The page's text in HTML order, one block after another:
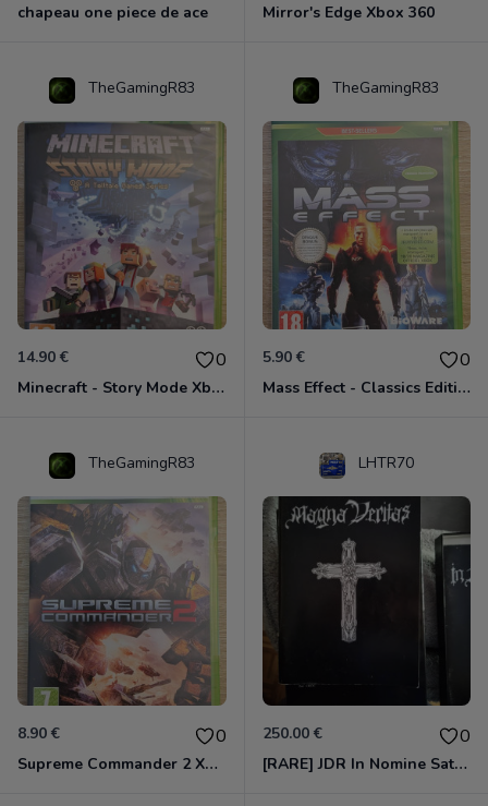
chapeau one piece de ace Mirror's Edge Xbox 360
TheGamingR83
14.90 € 0
Minecraft - Story Mode Xbox 360
TheGamingR83
5.90 € 0
Mass Effect - Classics Edition Xbox 360
TheGamingR83
8.90 € 0
Supreme Commander 2 Xbox 360
LHTR70
250.00 € 0
[RARE] JDR In Nomine Satanis / Magna Veritas – 1ère Édition BOÎTE (DOS BLANC, 1989) - CROC / Siroz